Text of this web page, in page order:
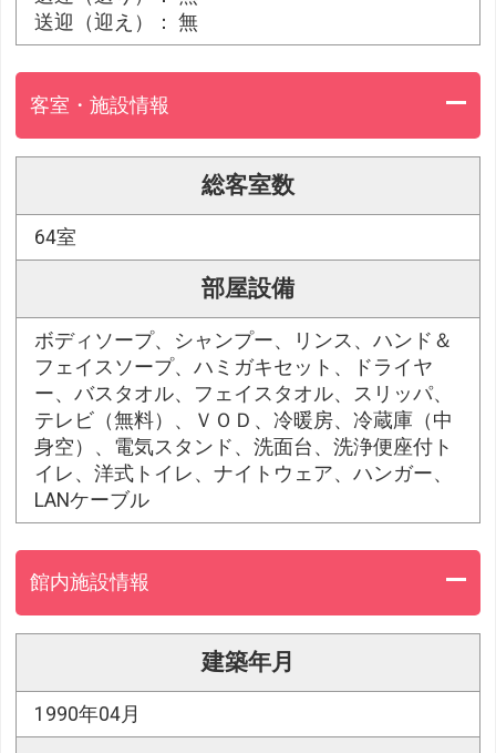
送迎（迎え）： 無
客室・施設情報
総客室数
64室
部屋設備
ボディソープ、シャンプー、リンス、ハンド＆
フェイスソープ、ハミガキセット、ドライヤ
ー、バスタオル、フェイスタオル、スリッパ、
テレビ（無料）、ＶＯＤ、冷暖房、冷蔵庫（中
身空）、電気スタンド、洗面台、洗浄便座付ト
イレ、洋式トイレ、ナイトウェア、ハンガー、
LANケーブル
館内施設情報
建築年月
1990年04月